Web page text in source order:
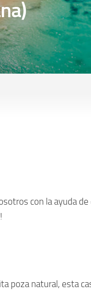
con la ayuda
poza natural, esta